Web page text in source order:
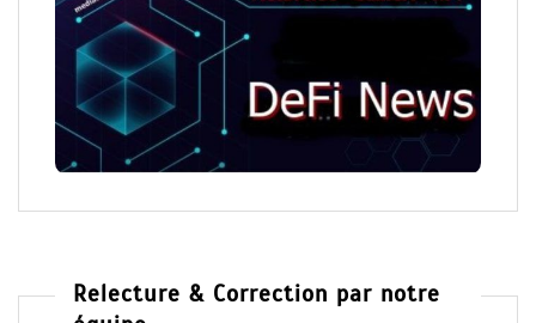
Relecture & Correction par notre